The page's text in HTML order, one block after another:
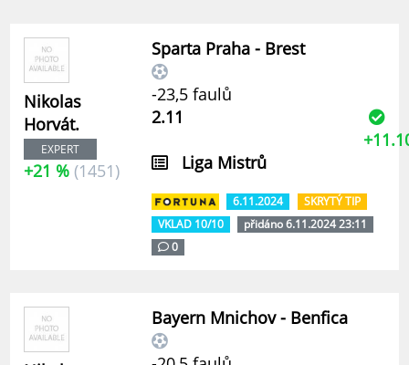
Nikolas
Horvát.
EXPERT
+21 % (1451)
Sparta Praha - Brest
-23,5 faulů
2.11
Liga Mistrů
6.11.2024
SKRYTÝ TIP
VKLAD 10/10
přidáno 6.11.2024 23:11
0
Bayern Mnichov - Benfica